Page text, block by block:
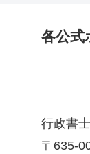
各公式
行政書
〒635-